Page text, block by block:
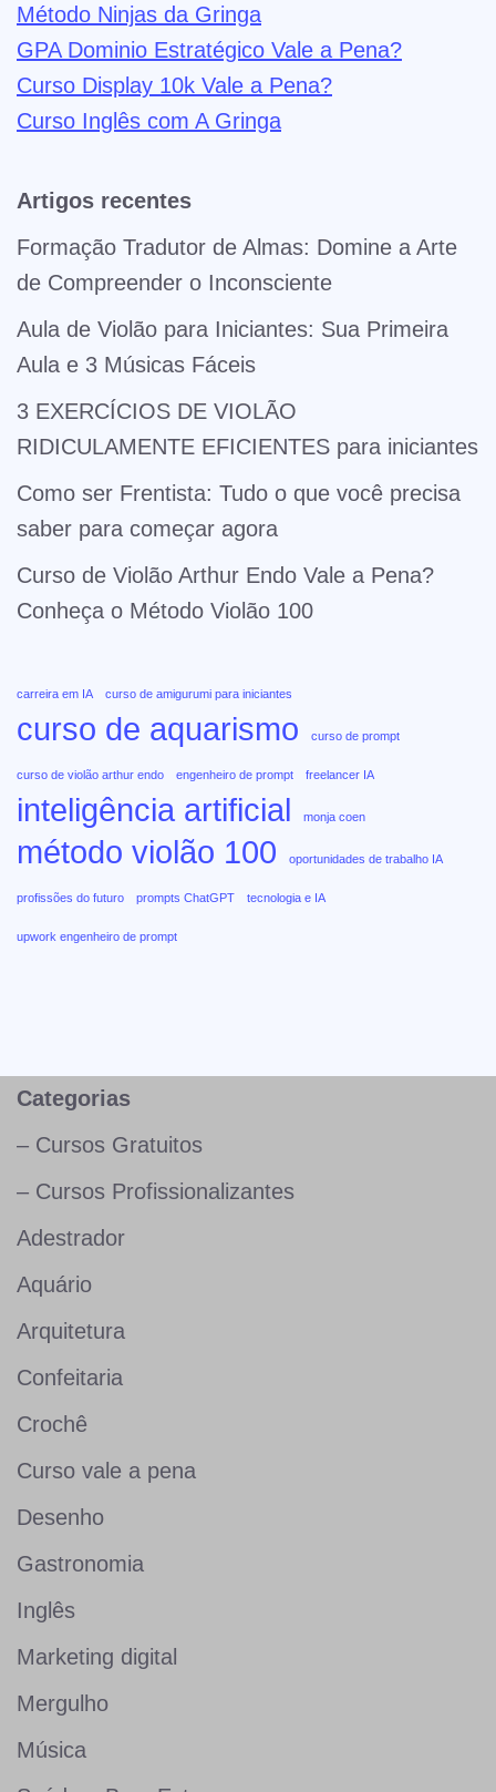
Método Ninjas da Gringa
GPA Dominio Estratégico Vale a Pena?
Curso Display 10k Vale a Pena?
Curso Inglês com A Gringa
Artigos recentes
Formação Tradutor de Almas: Domine a Arte
de Compreender o Inconsciente
Aula de Violão para Iniciantes: Sua Primeira
Aula e 3 Músicas Fáceis
3 EXERCÍCIOS DE VIOLÃO
RIDICULAMENTE EFICIENTES para iniciantes
Como ser Frentista: Tudo o que você precisa
saber para começar agora
Curso de Violão Arthur Endo Vale a Pena?
Conheça o Método Violão 100
carreira em IA curso de amigurumi para iniciantes
curso de aquarismo curso de prompt
curso de violão arthur endo engenheiro de prompt freelancer IA
inteligência artificial monja coen
método violão 100 oportunidades de trabalho IA
profissões do futuro prompts ChatGPT tecnologia e IA
upwork engenheiro de prompt
Categorias
– Cursos Gratuitos
– Cursos Profissionalizantes
Adestrador
Aquário
Arquitetura
Confeitaria
Crochê
Curso vale a pena
Desenho
Gastronomia
Inglês
Marketing digital
Mergulho
Música